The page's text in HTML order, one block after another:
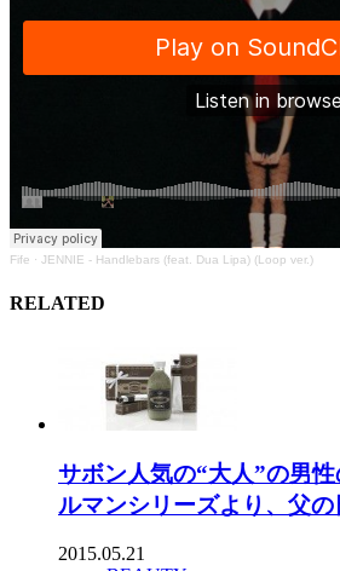
Fife · JENNIE - Handlebars (feat. Dua Lipa) (Loop ver.)
RELATED
サボン人気の“大人”の男
ルマンシリーズより、父の
2015.05.21